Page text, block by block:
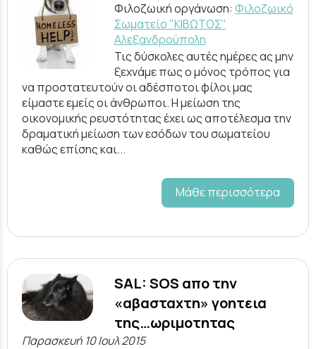
Φιλοζωική οργάνωση: Φιλοζωικό
Σωματείο "ΚΙΒΩΤΟΣ"
Αλεξανδρούπολη
Τις δύσκολες αυτές ημέρες ας μην
ξεχνάμε πως ο μόνος τρόπος για
να προστατευτούν οι αδέσποτοι φίλοι μας
είμαστε εμείς οι άνθρωποι. Η μείωση της
οικονομικής ρευστότητας έχει ως αποτέλεσμα την
δραματική μείωση των εσόδων του σωματείου
καθώς επίσης και...
Μάθε περισσότερα
SAL: SOS απο την
«αβασταχτη» γοητεια
της…ωριμοτητας
Παρασκευή 10 Ιουλ 2015